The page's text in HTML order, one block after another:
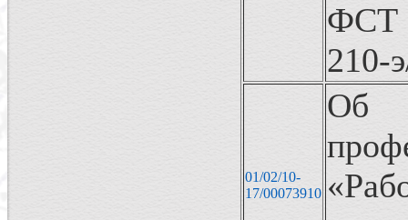
ФСТ
210-
01/02/10-
17/00073910